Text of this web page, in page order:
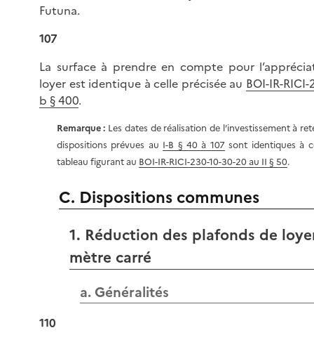
Futuna.
107
La surface à prendre en compte pour
loyer est identique à celle précisée au BOI-IR-
b § 400.
Remarque : Les dates de réalisation de l’investissement à
dispositions prévues au I-B § 40 à 107 sont identiques à
tableau figurant au BOI-IR-RICI-230-10-30-20 au II § 50.
C. Dispositions communes
1. Réduction des plafonds de
mètre carré
a. Généralités
110